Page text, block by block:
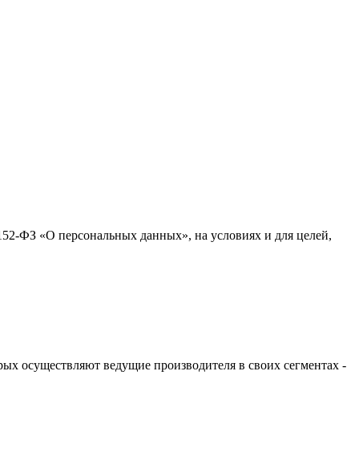
ФЗ «О персональных данных», на условиях и для целей,
осуществляют ведущие производителя в своих сегментах -